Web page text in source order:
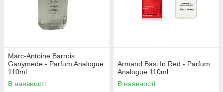
Marc-Antoine Barrois
Ganymede - Parfum Analogue
110ml
В наявності
Armand Basi In Red - Parfum
Analogue 110ml
В наявності